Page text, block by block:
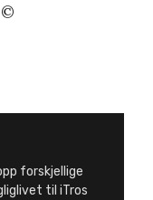
©
forskjellige
til iTros